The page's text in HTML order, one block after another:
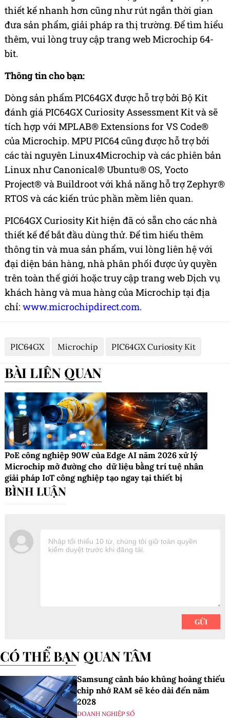
thiết kế nhanh hơn cũng như rút ngắn thời gian
đưa sản phẩm, giải pháp ra thị trường. Để tìm hiểu
thêm, vui lòng truy cập trang web Microchip 64-
bit.
Thông tin cho bạn:
Dòng sản phẩm PIC64GX được hỗ trợ bởi Bộ Kit
đánh giá PIC64GX Curiosity Assessment Kit và sẽ
tích hợp với MPLAB® Extensions for VS Code®
của Microchip. MPU PIC64 cũng được hỗ trợ bởi
các tài nguyên Linux4Microchip và các phiên bản
Linux như Canonical® Ubuntu® OS, Yocto
Project® và Buildroot với khả năng hỗ trợ Zephyr®
RTOS và các kiến trúc phần mềm liên quan.
PIC64GX Curiosity Kit hiện đã có sẵn cho các nhà
thiết kế để bắt đầu dùng thử. Để tìm hiểu thêm
thông tin và mua sản phẩm, vui lòng liên hệ với
đại diện bán hàng, nhà phân phối được ủy quyền
trên toàn thế giới hoặc truy cập trang web Dịch vụ
khách hàng và mua hàng của Microchip tại địa
chỉ: www.microchipdirect.com.
PIC64GX Microchip PIC64GX Curiosity Kit
BÀI LIÊN QUAN
PoE công nghiệp 90W của
Microchip mở đường cho
giải pháp IoT công nghiệp
Edge AI năm 2026 xử lý
dữ liệu bằng trí tuệ nhân
tạo ngay tại thiết bị
CÓ THỂ BẠN QUAN TÂM
Samsung cảnh báo khủng hoảng thiếu
chip nhớ RAM sẽ kéo dài đến năm
2028
DOANH NGHIỆP SỐ